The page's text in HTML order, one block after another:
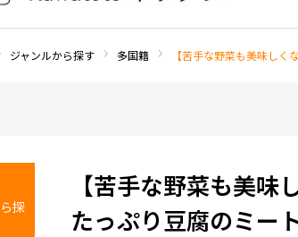
ジャンルから探す 多国籍 【苦手な野菜も美味しく
探
【苦手な野菜も美味
たっぷり豆腐のミー